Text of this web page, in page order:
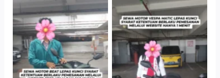
Cityplaza
Jatinegara Gedung
Cityplaza
Jatinegara Gedung